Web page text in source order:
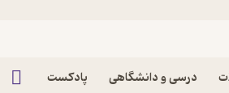
درسی و دانشگاهی پادکست